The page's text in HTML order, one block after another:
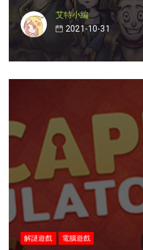
艾特小編
2021-10-31
解謎遊戲 電腦遊戲